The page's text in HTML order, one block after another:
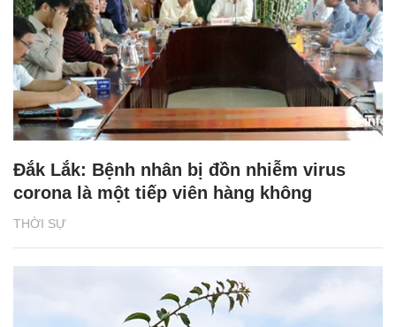
THỜI SỰ
Đắk Lắk: Bệnh nhân bị đồn nhiễm virus
corona là một tiếp viên hàng không